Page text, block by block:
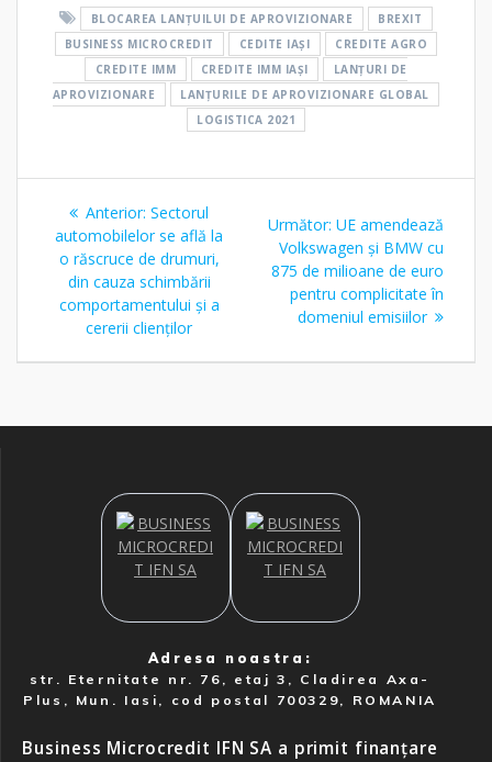
BLOCAREA LANȚUILUI DE APROVIZIONARE
BREXIT
BUSINESS MICROCREDIT
CEDITE IAȘI
CREDITE AGRO
CREDITE IMM
CREDITE IMM IAȘI
LANȚURI DE
APROVIZIONARE
LANȚURILE DE APROVIZIONARE GLOBAL
LOGISTICA 2021
Navigare
articole
Anterior: Articolul
anterior:
Sectorul
automobilelor se află la
o răscruce de drumuri,
din cauza schimbării
comportamentului și a
cererii clienților
Următor: Articolul
următor:
UE amendează
Volkswagen și BMW cu
875 de milioane de euro
pentru complicitate în
domeniul emisiilor
Adresa noastra:
str. Eternitate nr. 76, etaj 3, Cladirea Axa-
Plus, Mun. Iasi, cod postal 700329, ROMANIA
Business Microcredit IFN SA a primit finanțare